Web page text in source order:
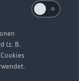
der
auf dieser
(z. B.